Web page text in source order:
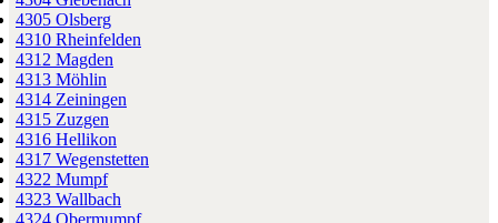
4305 Olsberg
4310 Rheinfelden
4312 Magden
4313 Möhlin
4314 Zeiningen
4315 Zuzgen
4316 Hellikon
4317 Wegenstetten
4322 Mumpf
4323 Wallbach
4324 Obermumpf